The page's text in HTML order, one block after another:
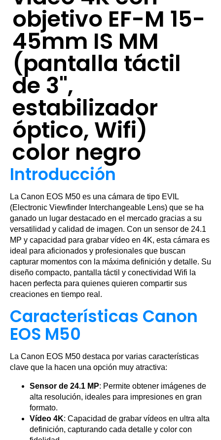
objetivo EF-M 15-
45mm IS MM
(pantalla táctil
de 3",
estabilizador
óptico, Wifi)
color negro
Introducción
La Canon EOS M50 es una cámara de tipo EVIL
(Electronic Viewfinder Interchangeable Lens) que se ha
ganado un lugar destacado en el mercado gracias a su
versatilidad y calidad de imagen. Con un sensor de 24.1
MP y capacidad para grabar vídeo en 4K, esta cámara es
ideal para aficionados y profesionales que buscan
capturar momentos con la máxima definición y detalle. Su
diseño compacto, pantalla táctil y conectividad Wifi la
hacen perfecta para quienes quieren compartir sus
creaciones en tiempo real.
Características Canon
EOS M50
La Canon EOS M50 destaca por varias características
clave que la hacen una opción muy atractiva:
Sensor de 24.1 MP: Permite obtener imágenes de
alta resolución, ideales para impresiones en gran
formato.
Vídeo 4K: Capacidad de grabar vídeos en ultra alta
definición, capturando cada detalle y color con